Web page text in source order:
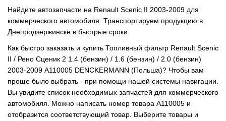
Найдите автозапчасти на Renault Scenic II 2003-2009 для
коммерческого автомобиля. Транспортируем продукцию в
Днепродзержинске в быстрые сроки.
Как быстро заказать и купить Топливный фильтр Renault Scenic
II / Рено Сценик 2 1.4 (бензин) / 1.6 (бензин) / 2.0 (бензин)
2003-2009 A110005 DENCKERMANN (Польша)? Чтобы вам
проще было выбрать - при помощи нашей системы навигации.
Вы увидите список необходимых запчастей для коммерческого
автомобиля. Можно написать номер товара A110005 и
отобразится соответствующий товар. Выберите товары и